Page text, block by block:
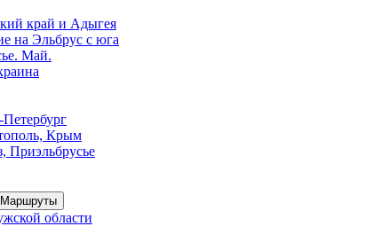
край и Адыгея
на Эльбрус с юга
Май.
Крым
Приэльбрусье
Маршруты
области